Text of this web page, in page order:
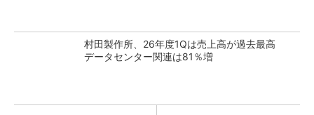
村田製作所、26年度1Qは売上高が過去最高
データセンター関連は81％増